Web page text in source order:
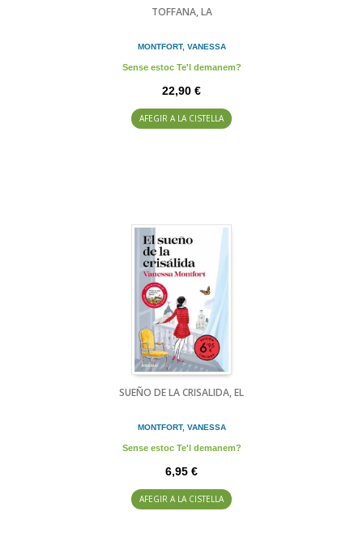
TOFFANA, LA
MONTFORT, VANESSA
Sense estoc Te'l demanem?
22,90 €
AFEGIR A LA CISTELLA
SUEÑO DE LA CRISALIDA, EL
MONTFORT, VANESSA
Sense estoc Te'l demanem?
6,95 €
AFEGIR A LA CISTELLA